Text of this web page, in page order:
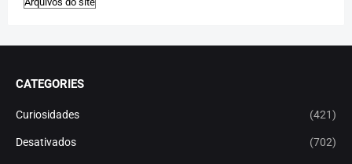
CATEGORIES
Curiosidades (421)
Desativados (702)